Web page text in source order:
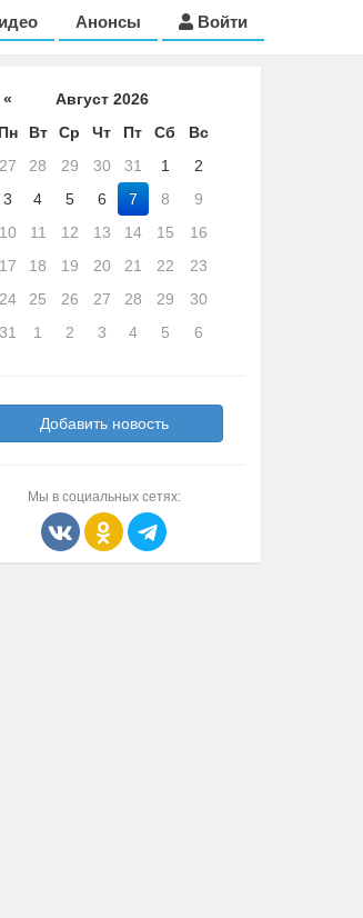
Анонсы Войти
«
Август 2026
Пн
Вт Ср Чт Пт Сб
Вс
27
28 29 30 31 1
2
3
4 5 6 7 8
9
10
11 12 13 14 15
16
17
18 19 20 21 22
23
24
25 26 27 28 29
30
31
1 2 3 4 5 6
Добавить новость
Мы в социальных сетях: